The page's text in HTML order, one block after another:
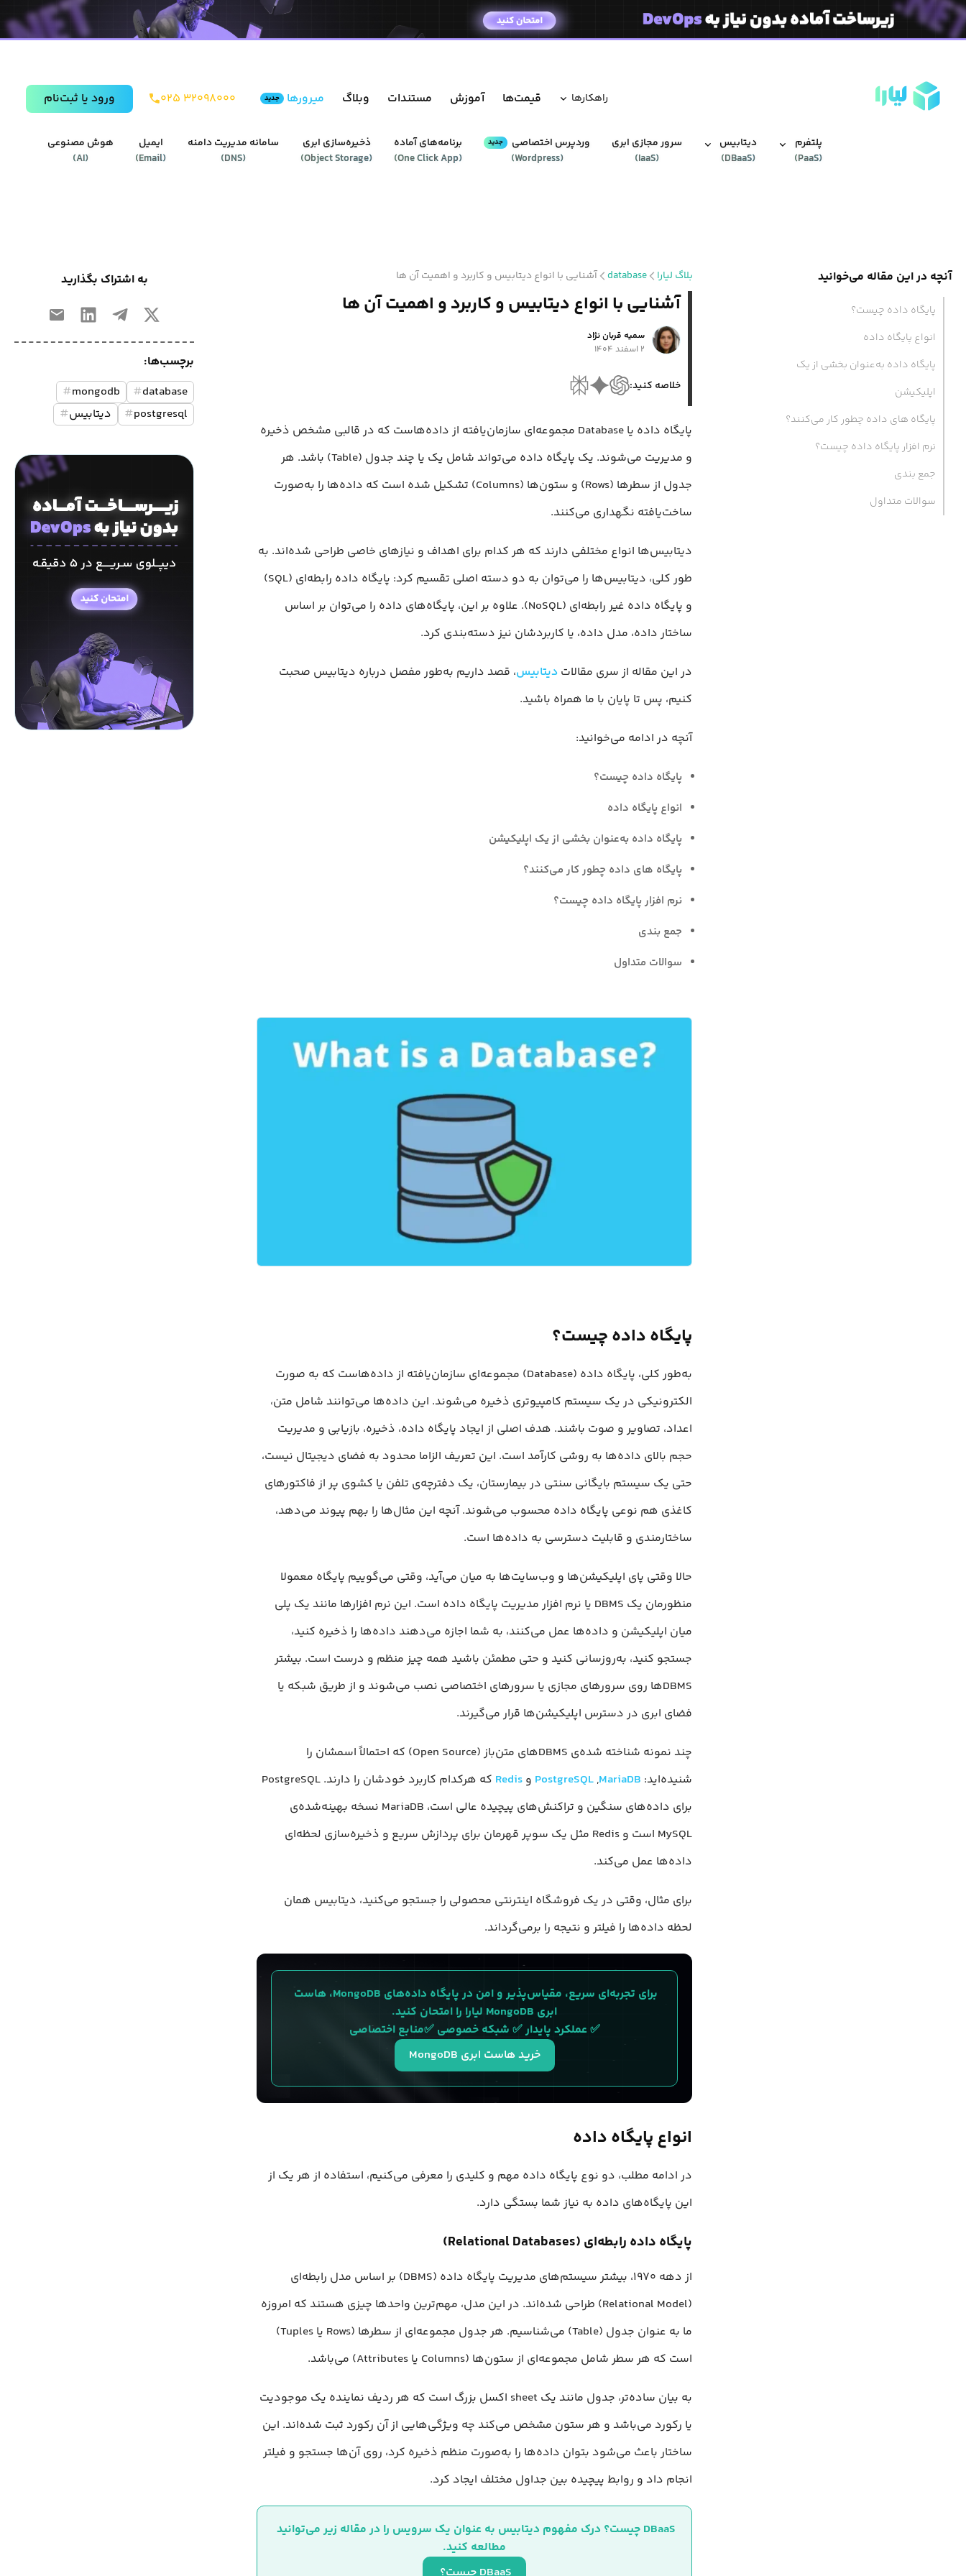
راهکار‌ها قیمت‌ها آموزش مستندات وبلاگ میرورها جدید ۰۲۵ ۳۲۰۹۸۰۰۰ ورود يا ثبت‌نام
هوش مصنوعی
(
AI
)
ایمیل
(
Email
)
سامانه مدیریت دامنه
(
DNS
)
ذخیره‌سازی ابری
(
Object Storage
)
برنامه‌های آماده
(
One Click App
)
وردپرس‌ اختصاصی جدید
(
Wordpress
)
سرور مجازی ابری
(
IaaS
)
دیتابیس‌
(
DBaaS
)
پلتفرم
(
PaaS
)
آنچه در این مقاله می‌خوانید
پایگاه داده چیست؟
انواع پایگاه داده
پایگاه داده به‌عنوان بخشی از یک
اپلیکیشن
پایگاه های داده چطور کار می‌کنند؟
نرم افزار پایگاه داده چیست؟
جمع‌ بندی
سوالات متداول
بلاگ لیارا database آشنایی با انواع دیتابیس و کاربرد و اهمیت آن ها
آشنایی با انواع دیتابیس و کاربرد و اهمیت آن ها
سمیه قربان نژاد
۲ اسفند ۱۴۰۴
خلاصه کنید:
پایگاه داده یا Database مجموعه‌ای سازمان‌یافته از داده‌هاست که در قالبی مشخص ذخیره
و مدیریت می‌شوند. یک پایگاه داده می‌تواند شامل یک یا چند جدول (Table) باشد. هر
جدول از سطرها (Rows) و ستون‌ها (Columns) تشکیل شده است که داده‌ها را به‌صورت
ساخت‌یافته نگهداری می‌کنند.
دیتابیس‌ها انواع مختلفی دارند که هر کدام برای اهداف و نیازهای خاصی طراحی شده‌اند. به
طور کلی، دیتابیس‌ها را می‌توان به دو دسته اصلی تقسیم کرد: پایگاه داده رابطه‌ای (SQL)
و پایگاه داده غیر رابطه‌ای (NoSQL). علاوه بر این، پایگاه‌های داده را می‌توان بر اساس
ساختار داده، مدل داده، یا کاربردشان نیز دسته‌بندی کرد.
در این مقاله از سری مقالات دیتابیس، قصد داریم به‌طور مفصل درباره دیتابیس صحبت
کنیم، پس تا پایان با ما همراه باشید.
آنچه در ادامه می‌خوانید:
پایگاه داده چیست؟
انواع پایگاه داده
پایگاه داده به‌عنوان بخشی از یک اپلیکیشن
پایگاه های داده چطور کار می‌کنند؟
نرم افزار پایگاه داده چیست؟
جمع‌ بندی
سوالات متداول
پایگاه داده چیست؟
به‌طور کلی، پایگاه داده (Database) مجموعه‌ای سازمان‌یافته از داده‌هاست که به صورت
الکترونیکی در یک سیستم کامپیوتری ذخیره می‌شوند. این داده‌ها می‌توانند شامل متن،
اعداد، تصاویر و صوت باشند. هدف اصلی از ایجاد پایگاه داده، ذخیره، بازیابی و مدیریت
حجم بالای داده‌ها به روشی کارآمد است. این تعریف الزاما محدود به فضای دیجیتال نیست،
حتی یک سیستم بایگانی سنتی در بیمارستان، یک دفترچه‌ی تلفن یا کشوی پر از فاکتورهای
کاغذی هم نوعی پایگاه داده محسوب می‌شوند. آنچه این مثال‌ها را بهم پیوند می‌دهد،
ساختارمندی و قابلیت دسترسی به داده‌ها است.
حالا وقتی پای اپلیکیشن‌ها و وب‌‎سایت‌ها به میان می‌آید، وقتی می‌گوییم پایگاه معمولا
منظورمان یک DBMS یا نرم افزار مدیریت پایگاه داده است. این نرم افزارها مانند یک پلی
میان اپلیکیشن‌ و داده‌ها عمل می‌کنند، به شما اجازه می‌دهند داده‌ها را ذخیره کنید،
جستجو کنید، به‌روزسانی کنید و حتی مطمئن باشید همه چیز منظم و درست است. بیشتر
DBMSها روی سرورهای مجازی یا سرورهای اختصاصی نصب می‌شوند و از طریق شبکه یا
فضای ابری در دسترس اپلیکیشن‌ها قرار می‌گیرند.
چند نمونه شناخته شده‌ی DBMSهای متن‌باز (Open Source) که احتمالاً اسمشان را
شنیده‌اید:
PostgreSQL ,MariaDB و Redis
که هرکدام کاربرد خودشان را دارند. PostgreSQL
برای داده‌های سنگین و تراکنش‌های پیچیده عالی است، MariaDB نسخه بهینه‌شده‌ی
MySQL است و Redis مثل یک سوپر قهرمان برای پردازش سریع و ذخیره‌سازی لحظه‌ای
داده‌ها عمل می‌کند.
برای مثال، وقتی در یک فروشگاه اینترنتی محصولی را جستجو می‌کنید، دیتابیس همان
لحظه داده‌ها را فیلتر و نتیجه را برمی‌گرداند.
برای تجربه‌ای سریع، مقیاس‌پذیر و امن در پایگاه داده‌های MongoDB، هاست
ابری MongoDB لیارا را امتحان کنید.
✅ عملکرد پایدار ✅ شبکه خصوصی ✅منابع اختصاصی
خرید هاست ابری MongoDB
انواع پایگاه داده
در ادامه مطلب، دو نوع پایگاه داده مهم و کلیدی را معرفی می‌کنیم، استفاده از هر یک از
این پایگاه‌های داده به نیاز شما بستگی دارد.
پایگاه داده رابطه‌ای (Relational Databases)
از دهه ۱۹۷۰، بیشتر سیستم‌های مدیریت پایگاه داده (DBMS) بر اساس مدل رابطه‌ای
(Relational Model) طراحی شده‌اند. در این مدل، مهم‌ترین واحدها چیزی هستند که امروزه
ما به عنوان جدول (Table) می‌شناسیم. هر جدول مجموعه‌ای از سطرها (Rows یا Tuples)
است که هر سطر شامل مجموعه‌ای از ستون‌ها (Columns یا Attributes) می‌باشد.
به بیان ساده‌تر، جدول مانند یک sheet اکسل بزرگ است که هر ردیف نماینده یک موجودیت
یا رکورد می‌باشد و هر ستون مشخص می‌کند چه ویژگی‌هایی از آن رکورد ثبت شده‌اند. این
ساختار باعث می‌شود بتوان داده‌ها را به‌صورت منظم ذخیره کرد، روی آن‌ها جستجو و فیلتر
انجام داد و روابط پیچیده بین جداول مختلف ایجاد کرد.
DBaaS چیست؟ درک مفهوم دیتابیس به عنوان یک سرویس را در مقاله زیر می‌توانید
مطالعه کنید.
به اشتراک بگذارید
برچسب‌ها:
database
#
mongodb
#
postgresql
# دیتابیس#